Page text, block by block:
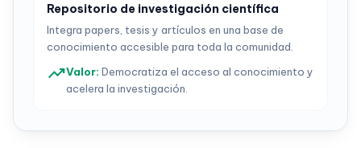
Repositorio de investigación científica
Integra papers, tesis y artículos en una base de
conocimiento accesible para toda la comunidad.
trending_upValor: Democratiza el acceso al conocimiento y
acelera la investigación.